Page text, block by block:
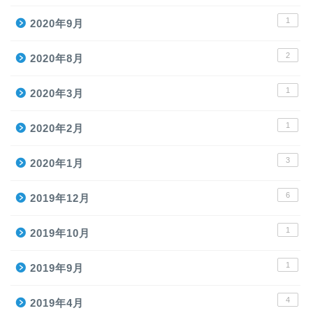
2020年9月 1
2020年8月 2
2020年3月 1
2020年2月 1
2020年1月 3
2019年12月 6
2019年10月 1
2019年9月 1
2019年4月 4